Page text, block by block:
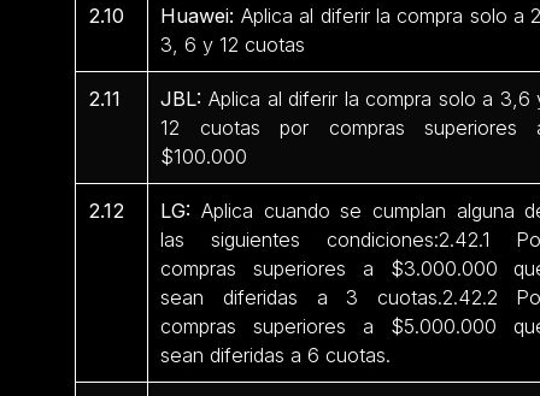
2.10 Huawei: Aplica al diferir la compra solo a
3, 6 y 12 cuotas
2.11 JBL: Aplica al diferir la compra solo a 3,6
12 cuotas por compras superiores
$100.000
2.12 LG: Aplica cuando se cumplan alguna
las siguientes condiciones:2.42.1
compras superiores a $3.000.000
sean diferidas a 3 cuotas.2.42.2
compras superiores a $5.000.000
sean diferidas a 6 cuotas.